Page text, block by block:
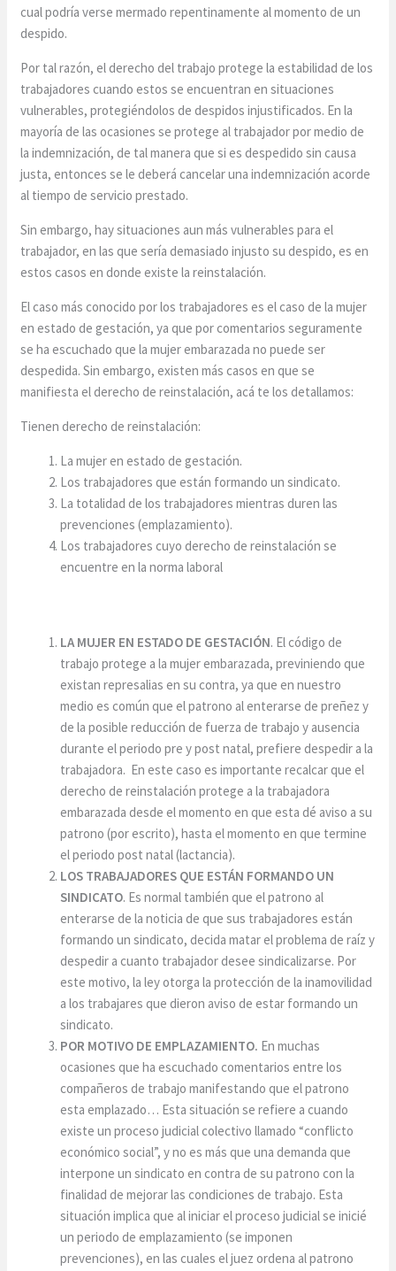
cual podría verse mermado repentinamente al momento de un
despido.
Por tal razón, el derecho del trabajo protege la estabilidad de los
trabajadores cuando estos se encuentran en situaciones
vulnerables, protegiéndolos de despidos injustificados. En la
mayoría de las ocasiones se protege al trabajador por medio de
la indemnización, de tal manera que si es despedido sin causa
justa, entonces se le deberá cancelar una indemnización acorde
al tiempo de servicio prestado.
Sin embargo, hay situaciones aun más vulnerables para el
trabajador, en las que sería demasiado injusto su despido, es en
estos casos en donde existe la reinstalación.
El caso más conocido por los trabajadores es el caso de la mujer
en estado de gestación, ya que por comentarios seguramente
se ha escuchado que la mujer embarazada no puede ser
despedida. Sin embargo, existen más casos en que se
manifiesta el derecho de reinstalación, acá te los detallamos:
Tienen derecho de reinstalación:
La mujer en estado de gestación.
Los trabajadores que están formando un sindicato.
La totalidad de los trabajadores mientras duren las
prevenciones (emplazamiento).
Los trabajadores cuyo derecho de reinstalación se
encuentre en la norma laboral
LA MUJER EN ESTADO DE GESTACIÓN. El código de
trabajo protege a la mujer embarazada, previniendo que
existan represalias en su contra, ya que en nuestro
medio es común que el patrono al enterarse de preñez y
de la posible reducción de fuerza de trabajo y ausencia
durante el periodo pre y post natal, prefiere despedir a la
trabajadora. En este caso es importante recalcar que el
derecho de reinstalación protege a la trabajadora
embarazada desde el momento en que esta dé aviso a su
patrono (por escrito), hasta el momento en que termine
el periodo post natal (lactancia).
LOS TRABAJADORES QUE ESTÁN FORMANDO UN
SINDICATO. Es normal también que el patrono al
enterarse de la noticia de que sus trabajadores están
formando un sindicato, decida matar el problema de raíz y
despedir a cuanto trabajador desee sindicalizarse. Por
este motivo, la ley otorga la protección de la inamovilidad
a los trabajares que dieron aviso de estar formando un
sindicato.
POR MOTIVO DE EMPLAZAMIENTO. En muchas
ocasiones que ha escuchado comentarios entre los
compañeros de trabajo manifestando que el patrono
esta emplazado… Esta situación se refiere a cuando
existe un proceso judicial colectivo llamado “conflicto
económico social”, y no es más que una demanda que
interpone un sindicato en contra de su patrono con la
finalidad de mejorar las condiciones de trabajo. Esta
situación implica que al iniciar el proceso judicial se inicié
un periodo de emplazamiento (se imponen
prevenciones), en las cuales el juez ordena al patrono